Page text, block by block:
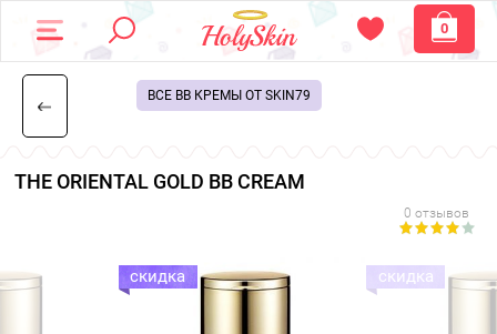
0
ВСЕ BB КРЕМЫ ОТ SKIN79
THE ORIENTAL GOLD BB CREAM
0 отзывов